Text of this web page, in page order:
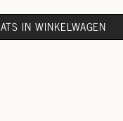
IN WINKELWAGEN